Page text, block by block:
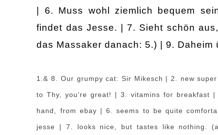
| 6. Muss wohl ziemlich bequem
findet das Jesse. | 7. Sieht schön
das Massaker danach: 5.) | 9. Daheim
1.& 8. Our grumpy cat: Sir Mikesch | 2. new
to Thy, you're great! | 3. vitamins for breakfast |
hand, from ebay | 6. seems to be quite
jesse | 7. looks nice, but tastes like nothing.